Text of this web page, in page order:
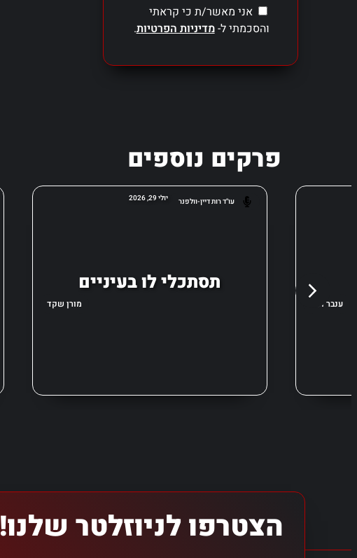
אני מאשר/ת כי קראתי
והסכמתי ל-מדיניות הפרטיות.
פרקים נוספים
עו"ד רות דיין-וולפנר יולי 29, 2026
תסתכלי לו בעיניים
מורן שקד ענבר ונגר
הצטרפו לניוזלטר שלנו!